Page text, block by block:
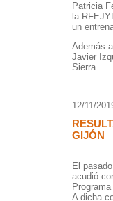
Patricia
la
un
Además
Javier
Sierra.
12/11/
GIJÓN
El
acudió
A dicha